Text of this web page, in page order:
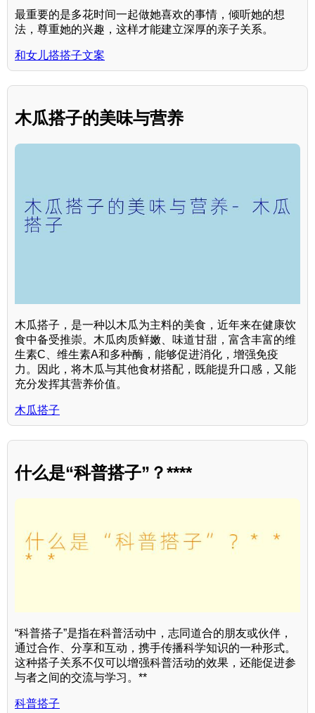
最重要的是多花时间一起做她喜欢的事情，倾听她的想
法，尊重她的兴趣，这样才能建立深厚的亲子关系。
和女儿搭搭子文案
木瓜搭子的美味与营养
木瓜搭子，是一种以木瓜为主料的美食，近年来在健康饮
食中备受推崇。木瓜肉质鲜嫩、味道甘甜，富含丰富的维
生素C、维生素A和多种酶，能够促进消化，增强免疫
力。因此，将木瓜与其他食材搭配，既能提升口感，又能
充分发挥其营养价值。
木瓜搭子
什么是“科普搭子”？****
“科普搭子”是指在科普活动中，志同道合的朋友或伙伴，
通过合作、分享和互动，携手传播科学知识的一种形式。
这种搭子关系不仅可以增强科普活动的效果，还能促进参
与者之间的交流与学习。**
科普搭子